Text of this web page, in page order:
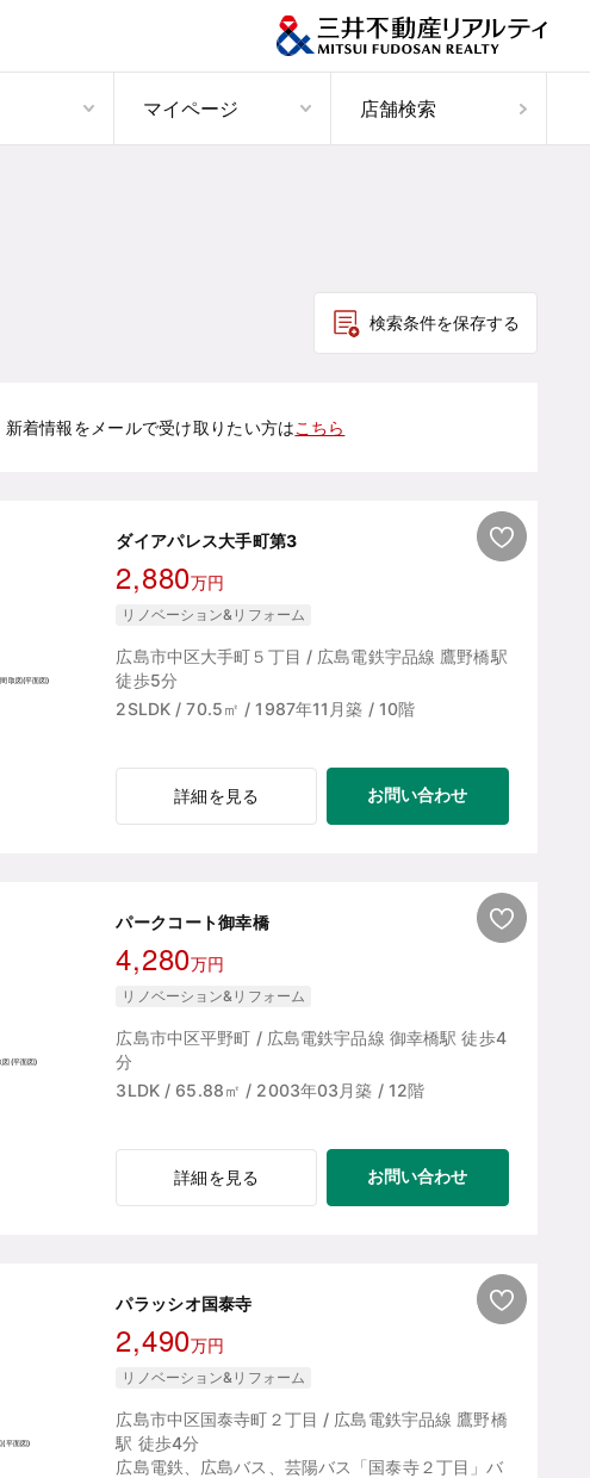
マイページ 店舗検索
検索条件を保存する
新着情報をメールで受け取りたい方はこちら
ダイアパレス大手町第3
2,880万円
リノベーション&リフォーム
広島市中区大手町５丁目 / 広島電鉄宇品線 鷹野橋駅
徒歩5分
2SLDK / 70.5㎡ / 1987年11月築 / 10階
詳細を見る お問い合わせ
パークコート御幸橋
4,280万円
リノベーション&リフォーム
広島市中区平野町 / 広島電鉄宇品線 御幸橋駅 徒歩4
分
3LDK / 65.88㎡ / 2003年03月築 / 12階
詳細を見る お問い合わせ
パラッシオ国泰寺
2,490万円
リノベーション&リフォーム
広島市中区国泰寺町２丁目 / 広島電鉄宇品線 鷹野橋
駅 徒歩4分
広島電鉄、広島バス、芸陽バス「国泰寺２丁目」バ